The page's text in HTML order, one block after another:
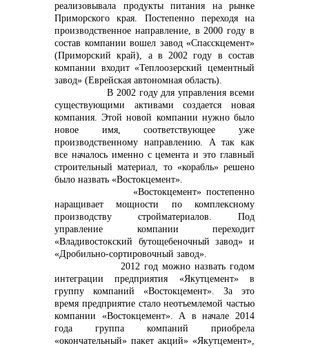
Контакты
+7 (423) 234 50 50
info@vostokcement.ru
реализовывала продукты питания на рынке
Приморского края. Постепенно переходя на
производственное направление, в 2000 году в
состав компании вошел завод «Спасскцемент»
(Приморский край), а в 2002 году в состав
компании входит «Теплоозерский цементный
завод» (Еврейская автономная область).
В 2002 году для управления всеми
существующими активами создается новая
компания. Этой новой компании нужно было
новое имя, соответствующее уже
производственному направлению. А так как
все началось именно с цемента и это главный
строительный материал, то «корабль» решено
было назвать «Востокцемент».
«Востокцемент» постепенно
наращивает мощности по комплексному
производству стройматериалов. Под
управление компании переходит
«Владивостокский бутощебеночный завод» и
«Дробильно-сортировочный завод».
2012 год можно назвать годом
интеграции предприятия «Якутцемент» в
группу компаний «Востокцемент». За это
время предприятие стало неотъемлемой частью
компании «Востокцемент». А в начале 2014
года группа компаний приобрела
«окончательный» пакет акций» «Якутцемент»,